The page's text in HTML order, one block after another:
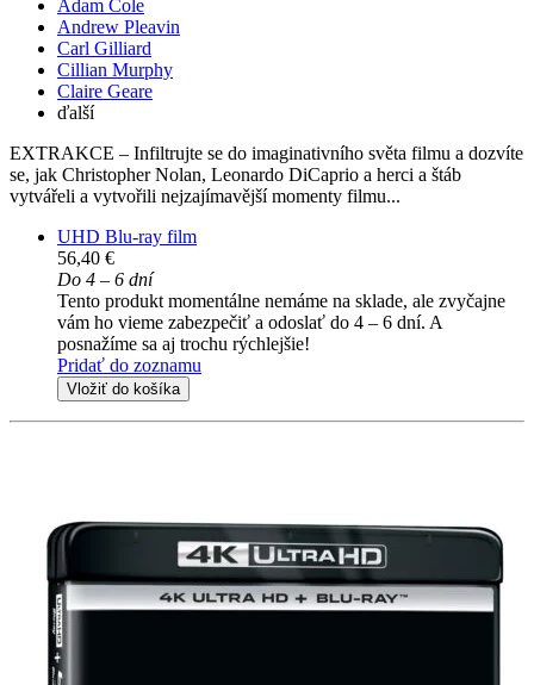
Adam Cole
Andrew Pleavin
Carl Gilliard
Cillian Murphy
Claire Geare
ďalší
EXTRAKCE – Infiltrujte se do imaginativního světa filmu a dozvíte
se, jak Christopher Nolan, Leonardo DiCaprio a herci a štáb
vytvářeli a vytvořili nejzajímavější momenty filmu...
UHD Blu-ray film
56,40 €
Do 4 – 6 dní
Tento produkt momentálne nemáme na sklade, ale zvyčajne
vám ho vieme zabezpečiť a odoslať do 4 – 6 dní. A
posnažíme sa aj trochu rýchlejšie!
Pridať do zoznamu
Vložiť do košíka